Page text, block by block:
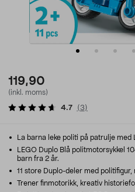
119,90
(inkl. moms)
4.7 (3)
La barna leke politi på patrulje med
LEGO Duplo Blå politmotorsykkel
barn fra 2 år.
11 store Duplo-deler med politifigur,
Trener finmotorikk, kreativ